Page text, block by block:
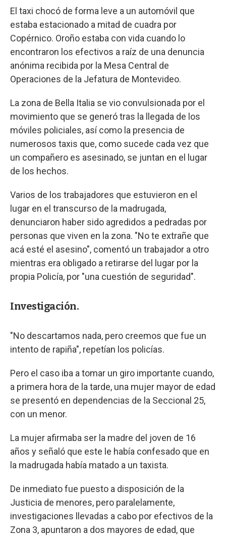
El taxi chocó de forma leve a un automóvil que
estaba estacionado a mitad de cuadra por
Copérnico. Oroño estaba con vida cuando lo
encontraron los efectivos a raíz de una denuncia
anónima recibida por la Mesa Central de
Operaciones de la Jefatura de Montevideo.
La zona de Bella Italia se vio convulsionada por el
movimiento que se generó tras la llegada de los
móviles policiales, así como la presencia de
numerosos taxis que, como sucede cada vez que
un compañero es asesinado, se juntan en el lugar
de los hechos.
Varios de los trabajadores que estuvieron en el
lugar en el transcurso de la madrugada,
denunciaron haber sido agredidos a pedradas por
personas que viven en la zona. "No te extrañe que
acá esté el asesino", comentó un trabajador a otro
mientras era obligado a retirarse del lugar por la
propia Policía, por "una cuestión de seguridad".
Investigación.
"No descartamos nada, pero creemos que fue un
intento de rapiña", repetían los policías.
Pero el caso iba a tomar un giro importante cuando,
a primera hora de la tarde, una mujer mayor de edad
se presentó en dependencias de la Seccional 25,
con un menor.
La mujer afirmaba ser la madre del joven de 16
años y señaló que este le había confesado que en
la madrugada había matado a un taxista.
De inmediato fue puesto a disposición de la
Justicia de menores, pero paralelamente,
investigaciones llevadas a cabo por efectivos de la
Zona 3, apuntaron a dos mayores de edad, que